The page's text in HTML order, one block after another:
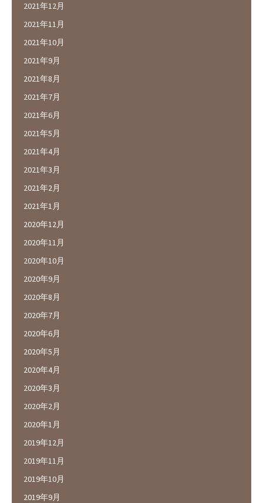
2021年12月
2021年11月
2021年10月
2021年9月
2021年8月
2021年7月
2021年6月
2021年5月
2021年4月
2021年3月
2021年2月
2021年1月
2020年12月
2020年11月
2020年10月
2020年9月
2020年8月
2020年7月
2020年6月
2020年5月
2020年4月
2020年3月
2020年2月
2020年1月
2019年12月
2019年11月
2019年10月
2019年9月